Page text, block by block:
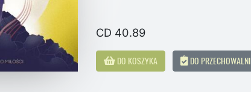
CD 40.89
DO KOSZYKA DO PRZECHOWALNI